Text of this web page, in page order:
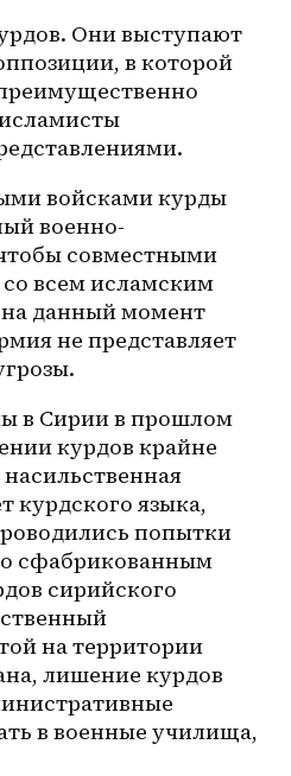
Они выступают
в которой
войсками курды
военно-
совместными
всем исламским
данный момент
не представляет
в Сирии в прошлом
курдов крайне
курдского языка,
попытки
сфабрикованным
сирийского
на территории
лишение курдов
в военные училища,